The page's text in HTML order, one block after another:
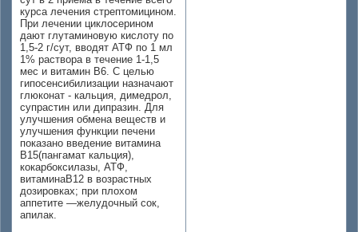
курса лечения стрептомицином.
При лечении циклосерином
дают глутаминовую кислоту по
1,5-2 г/сут, вводят АТФ по 1 мл
1% раствора в течение 1-1,5
мес и витамин В6. С целью
гипосенсибилизации назначают
глюконат - кальция, димедрол,
супрастин или дипразин. Для
улучшения обмена веществ и
улучшения функции печени
показано введение витамина
В15(пангамат кальция),
кокарбоксилазы, АТФ,
витаминаВ12 в возрастных
дозировках; при плохом
аппетите —желудочный сок,
апилак.